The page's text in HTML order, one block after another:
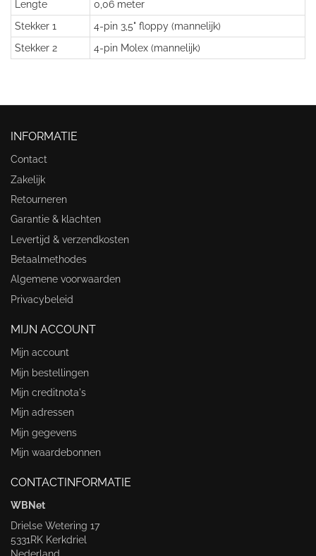
Lengte
0,06 meter
Stekker 1
4-pin 3,5" floppy (mannelijk)
Stekker 2
4-pin Molex (mannelijk)
INFORMATIE
Contact
Zakelijk
Retourneren
Garantie & klachten
Levertijd & verzendkosten
Betaalmethodes
Algemene voorwaarden
Privacybeleid
MIJN ACCOUNT
Mijn account
Mijn bestellingen
Mijn creditnota's
Mijn adressen
Mijn gegevens
Mijn waardebonnen
CONTACTINFORMATIE
WBNet
Drielse Wetering 17
5331RK Kerkdriel